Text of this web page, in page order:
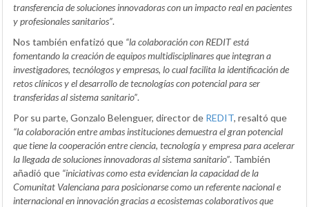
transferencia de soluciones innovadoras con un impacto real en pacientes
y profesionales sanitarios”.
Nos también enfatizó que “la colaboración con REDIT está
fomentando la creación de equipos multidisciplinares que integran a
investigadores, tecnólogos y empresas, lo cual facilita la identificación de
retos clínicos y el desarrollo de tecnologías con potencial para ser
transferidas al sistema sanitario”.
Por su parte, Gonzalo Belenguer, director de REDIT, resaltó que
“la colaboración entre ambas instituciones demuestra el gran potencial
que tiene la cooperación entre ciencia, tecnología y empresa para acelerar
la llegada de soluciones innovadoras al sistema sanitario”. También
añadió que “iniciativas como esta evidencian la capacidad de la
Comunitat Valenciana para posicionarse como un referente nacional e
internacional en innovación gracias a ecosistemas colaborativos que